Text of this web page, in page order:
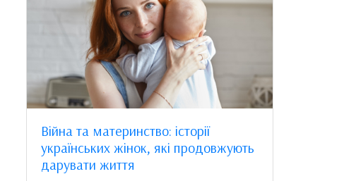
Війна та материнство: історії
українських жінок, які продовжують
дарувати життя